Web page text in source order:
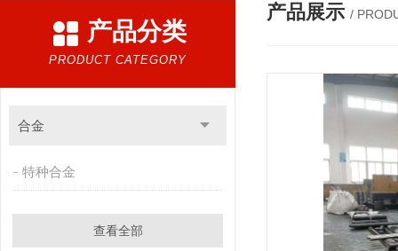
产品分类
PRODUCT CATEGORY
合金
特种合金
查看全部
产品展示 /